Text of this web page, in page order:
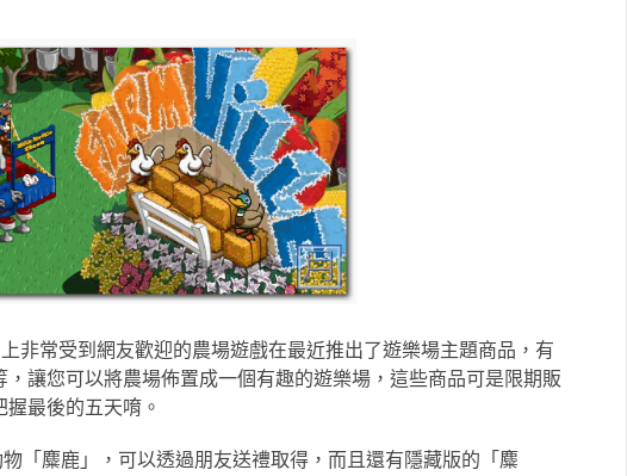
非常受到網友歡迎的農場遊戲在最近推出了遊樂場主題商品，有
讓您可以將農場佈置成一個有趣的遊樂場，這些商品可是限期販
最後的五天唷。
「麋鹿」，可以透過朋友送禮取得，而且還有隱藏版的「麋